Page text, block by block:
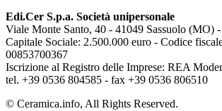
Edi.Cer S.p.a. Società unipersonale
Viale Monte Santo, 40 - 41049 Sassuolo (MO)
Capitale Sociale: 2.500.000 euro - Codice
00853700367
Iscrizione al Registro delle Imprese: REA
tel. +39 0536 804585 - fax +39 0536 806510
© Ceramica.info, All Rights Reserved.